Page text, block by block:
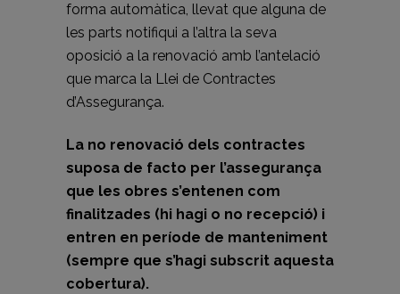
forma automàtica, llevat que alguna de
les parts notifiqui a l’altra la seva
oposició a la renovació amb l’antelació
que marca la Llei de Contractes
d’Assegurança.
La no renovació dels contractes
suposa de facto per l’assegurança
que les obres s’entenen com
finalitzades (hi hagi o no recepció) i
entren en període de manteniment
(sempre que s’hagi subscrit aquesta
cobertura).